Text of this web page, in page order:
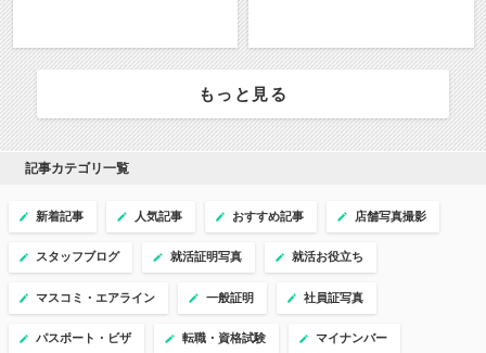
もっと見る
記事カテゴリ一覧
新着記事 人気記事 おすすめ記事 店舗写真撮影
スタッフブログ 就活証明写真 就活お役立ち
マスコミ・エアライン 一般証明 社員証写真
パスポート・ビザ 転職・資格試験 マイナンバー